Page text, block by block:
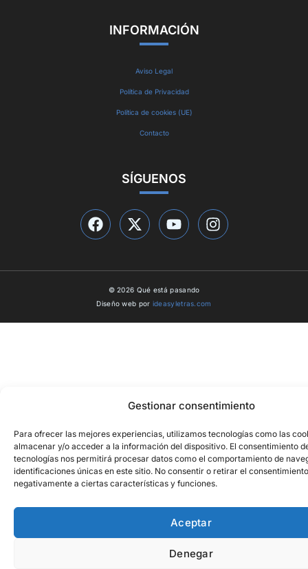
Gestionar consentimiento
Para ofrecer las mejores experiencias, utilizamos tecnologías como las
almacenar y/o acceder a la información del dispositivo. El consentimiento
tecnologías nos permitirá procesar datos como el comportamiento de
identificaciones únicas en este sitio. No consentir o retirar el
negativamente a ciertas características y funciones.
Aceptar
Denegar
INFORMACIÓN
Aviso Legal
Política de Privacidad
Política de cookies (UE)
Contacto
SÍGUENOS
© 2026 Qué está pasando
Diseño web por ideasyletras.com